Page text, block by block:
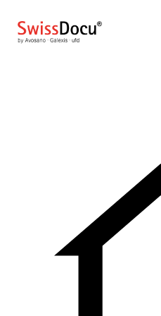
Ngenla®
31. Oktober 2022
Bitte bewerten